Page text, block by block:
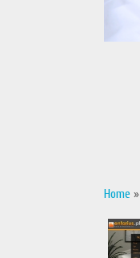
Home »